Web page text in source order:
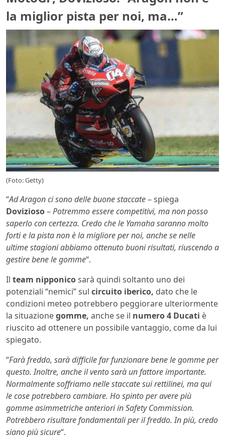
la miglior pista per noi, ma…”
(Foto: Getty)
“Ad Aragon ci sono delle buone staccate– spiega
Dovizioso–Potremmo essere competitivi, ma non posso
saperlo con certezza. Credo che le Yamaha saranno molto
forti e la pista non è la migliore per noi, anche se nelle
ultime stagioni abbiamo ottenuto buoni risultati, riuscendo a
gestire bene le gomme“.
Il team nipponicosarà quindi soltanto uno dei
potenziali “nemici” sul circuito iberico, dato che le
condizioni meteo potrebbero peggiorare ulteriormente
la situazionegomme, anche se il numero 4 Ducati è
riuscito ad ottenere un possibile vantaggio, come da lui
spiegato.
“Farà freddo, sarà difficile far funzionare bene le gomme per
questo. Inoltre, anche il vento sarà un fattore importante.
Normalmente soffriamo nelle staccate sui rettilinei, ma qui
le cose potrebbero cambiare. Ho spinto per avere più
gomme asimmetriche anteriori in Safety Commission.
Potrebbero risultare fondamentali per il freddo. In più, credo
siano più sicure“.